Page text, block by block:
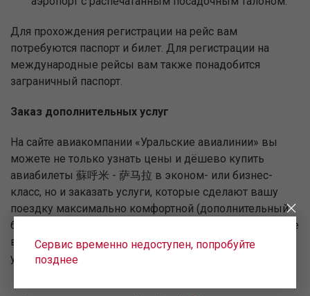
Для прохождения регистрации на рейс вам
потребуются паспорт и билет. Для регистрации на
международные рейсы вам также понадобится
заграничный паспорт.
Заказ дополнительных услуг
На сайте авиакомпании «Уральские авиалинии» вы
можете не только узнать цены и дёшево купить
авиабилеты 蘇呼米 - 萨马拉 в эконом- или бизнес-
класс, но и заказать услуги, которые сделают вашу
поездку максимально комфортной (дополнительный
багаж, специальное питание в самолёте, номер в отеле
в городе прибытия и пр.). Заказать дополнительные
услуги можно при оформлении билета.
Сервис временно недоступен, попробуйте
позднее